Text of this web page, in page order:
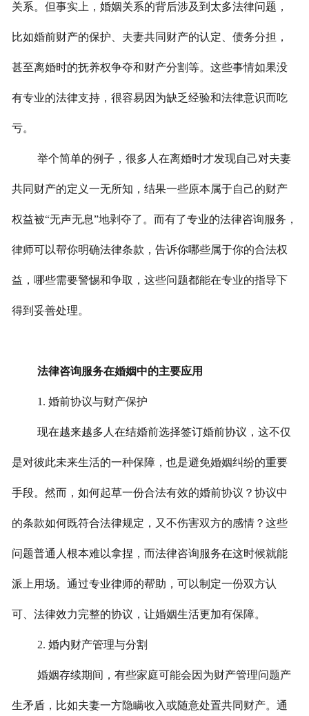
关系。但事实上，婚姻关系的背后涉及到太多法律问题，
比如婚前财产的保护、夫妻共同财产的认定、债务分担，
甚至离婚时的抚养权争夺和财产分割等。这些事情如果没
有专业的法律支持，很容易因为缺乏经验和法律意识而吃
亏。
举个简单的例子，很多人在离婚时才发现自己对夫妻
共同财产的定义一无所知，结果一些原本属于自己的财产
权益被“无声无息”地剥夺了。而有了专业的法律咨询服务，
律师可以帮你明确法律条款，告诉你哪些属于你的合法权
益，哪些需要警惕和争取，这些问题都能在专业的指导下
得到妥善处理。
法律咨询服务在婚姻中的主要应用
1. 婚前协议与财产保护
现在越来越多人在结婚前选择签订婚前协议，这不仅
是对彼此未来生活的一种保障，也是避免婚姻纠纷的重要
手段。然而，如何起草一份合法有效的婚前协议？协议中
的条款如何既符合法律规定，又不伤害双方的感情？这些
问题普通人根本难以拿捏，而法律咨询服务在这时候就能
派上用场。通过专业律师的帮助，可以制定一份双方认
可、法律效力完整的协议，让婚姻生活更加有保障。
2. 婚内财产管理与分割
婚姻存续期间，有些家庭可能会因为财产管理问题产
生矛盾，比如夫妻一方隐瞒收入或随意处置共同财产。通